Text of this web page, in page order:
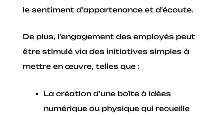
le sentiment d’appartenance et d’écoute.
De plus, l’engagement des employés peut
être stimulé via des initiatives simples à
mettre en œuvre, telles que :
La création d’une boîte à idées
numérique ou physique qui recueille